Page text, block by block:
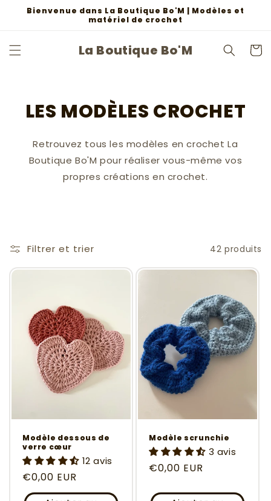
passer
Bienvenue dans La Boutique Bo'M | Modèles et
matériel de crochet
La Boutique Bo'M Panier
LES MODÈLES CROCHET
Retrouvez tous les modèles en crochet La
Boutique Bo'M pour réaliser vous-même vos
propres créations en crochet.
Filtrer et trier 42 produits
Modèle dessous de
verre cœur
12 avis
Prix
habituel
€0,00 EUR
Modèle scrunchie
3 avis
Prix
€0,00 EUR